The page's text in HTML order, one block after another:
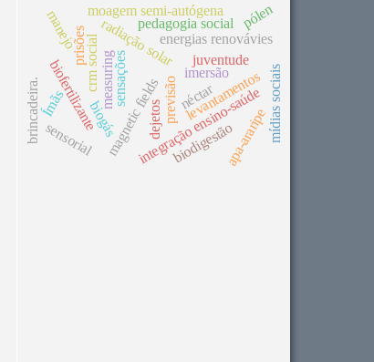
integração ensino-saúde
biogás
measuring
magnetic fields
sensações imersão
radiação solarenergias renovávies
previsão mídias sociais
crm social
biodigestão
biofertilizante levantamentos
dejetos
pedagogia social
juventude
moagem semi-autógena
Ímãs
brincadeira. apa-araripe
sensorial
prisões
manejo
néctar
pólen